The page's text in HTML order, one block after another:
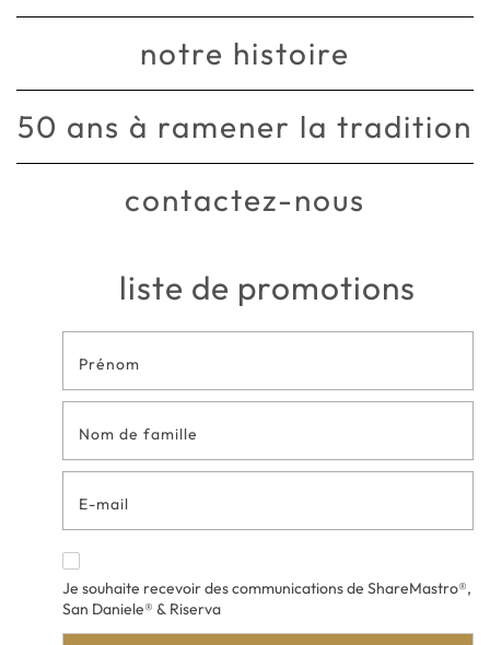
notre histoire
50 ans à ramener la tradition
contactez-nous
liste de promotions
Formulaire
de contact
en bas de
page
Je souhaite recevoir des communications de ShareMastro®,
San Daniele® & Riserva